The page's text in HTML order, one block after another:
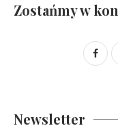
Zostańmy w
Newsletter